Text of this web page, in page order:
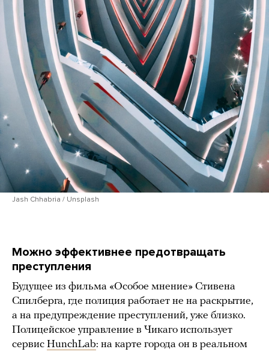
Jash Chhabria / Unsplash
Можно эффективнее предотвращать
преступления
Будущее из фильма «Особое мнение» Стивена
Спилберга, где полиция работает не на раскрытие,
а на предупреждение преступлений, уже близко.
Полицейское управление в Чикаго использует
сервис HunchLab: на карте города он в реальном